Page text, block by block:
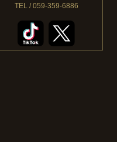
TEL / 059-359-6886